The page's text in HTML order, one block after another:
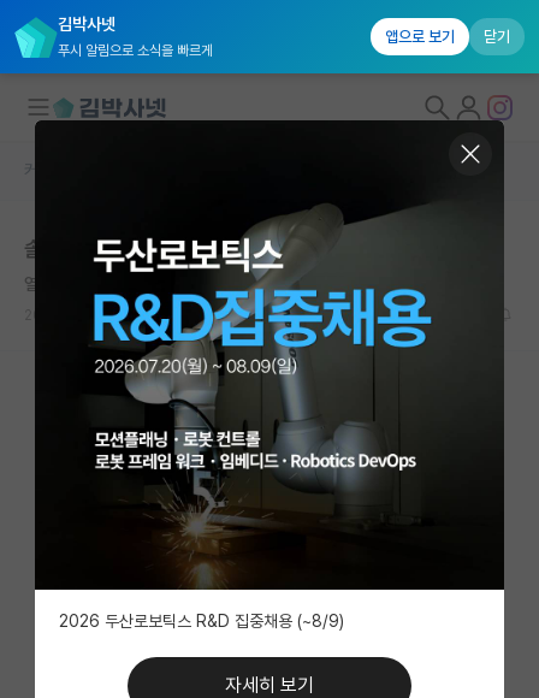
김박사넷
푸시 알림으로 소식을 빠르게
앱으로 보기 닫기
국내대학원 정보
연구실&오픈랩
커뮤니티
커뮤니티 홈
전체글보기
베스트 게시판
IF 명예의전당
자유 게시판(아무개랩)
미국 유학 게시판
미국 대학원 합격 후기 게시판
커뮤니티 홈
솔직히 대학원 온거 후회 안함
열정적인 앨런 튜링
12 8082
2026 두산로보틱스 R&D 집중채용 (~8/9)
자세히 보기